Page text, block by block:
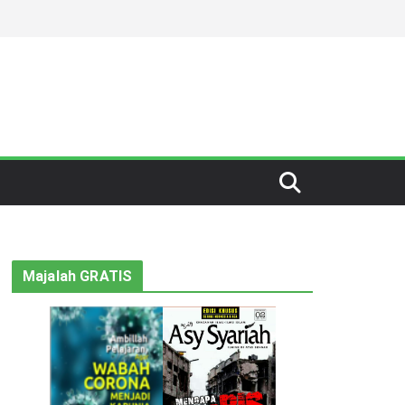
Majalah GRATIS